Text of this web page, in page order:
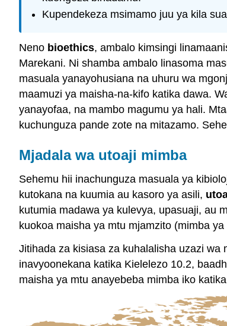
Kupendekeza msimamo juu ya kila
Neno bioethics, ambalo kimsingi
Marekani. Ni shamba ambalo linasoma
masuala yanayohusiana na uhuru wa
maamuzi ya maisha-na-kifo katika dawa.
yanayofaa, na mambo magumu ya hali.
kuchunguza pande zote na mitazamo.
Mjadala wa utoaji mimba
Sehemu hii inachunguza masuala ya
kutokana na kuumia au kasoro ya asili,
kutumia madawa ya kulevya, upasuaji, au
kuokoa maisha ya mtu mjamzito (mimba
Jitihada za kisiasa za kuhalalisha uzazi
inavyoonekana katika Kielelezo 10.2,
maisha ya mtu anayebeba mimba iko